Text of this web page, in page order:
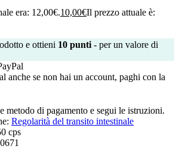
era: 12,00€.10,00€Il prezzo attuale è:
e ottieni 10 punti - per un valore di
anche se non hai un account, paghi con la
metodo di pagamento e segui le istruzioni.
Regolarità del transito intestinale
cps